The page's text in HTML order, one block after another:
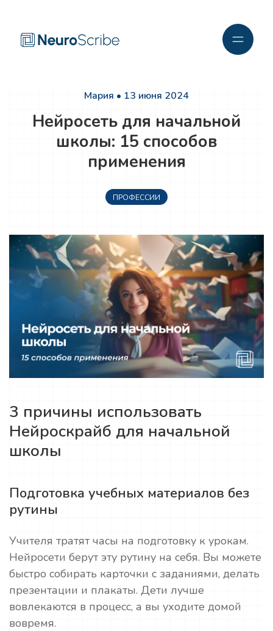
Мария • 13 июня 2024
Нейросеть для начальной
школы: 15 способов
применения
ПРОФЕССИИ
3 причины использовать
Нейроскрайб для начальной
школы
Подготовка учебных материалов без
рутины
Учителя тратят часы на подготовку к урокам.
Нейросети берут эту рутину на себя. Вы можете
быстро собирать карточки с заданиями, делать
презентации и плакаты. Дети лучше
вовлекаются в процесс, а вы уходите домой
вовремя.